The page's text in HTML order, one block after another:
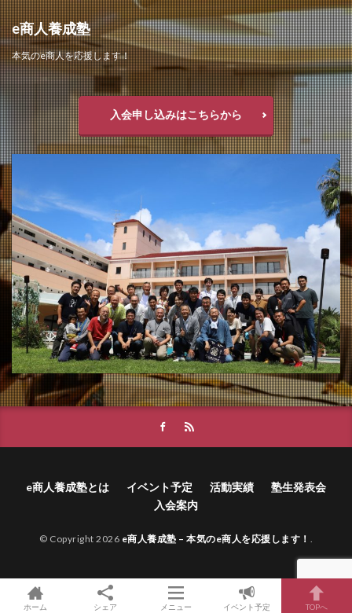
e商人養成塾
本気のe商人を応援します！
入会申し込みはこちらから
e商人養成塾とは イベント予定 活動実績
塾生発表会
入会案内
© Copyright 2026 e商人養成塾 – 本気のe商人を応援します！ .
ホーム シェア メニュー イベント予定 TOPへ